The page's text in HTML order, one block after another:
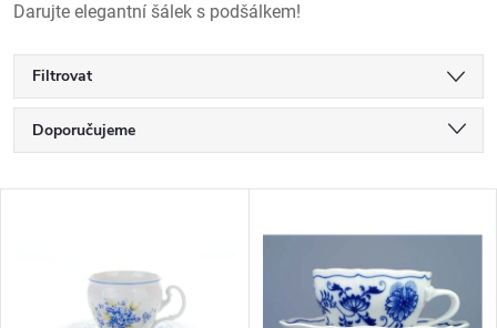
Darujte elegantní šálek s podšálkem!
Filtrovat
Ř
a
Doporučujeme
Abecedně